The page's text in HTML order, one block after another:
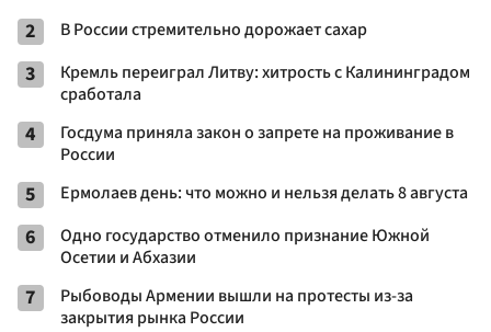
2 В России стремительно дорожает сахар
3
Кремль переиграл Литву: хитрость с Калининградом
сработала
4
Госдума приняла закон о запрете на проживание в
России
5 Ермолаев день: что можно и нельзя делать 8 августа
6
Одно государство отменило признание Южной
Осетии и Абхазии
7
Рыбоводы Армении вышли на протесты из-за
закрытия рынка России